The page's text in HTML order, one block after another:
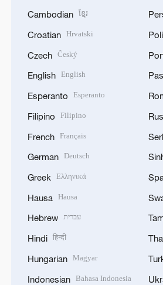
Cambodian ខ្មែរ
Croatian Hrvatski
Czech Český
English English
Esperanto Esperanto
Filipino Filipino
French Français
German Deutsch
Greek Ελληνικά
Hausa Hausa
Hebrew עברית
Hindi हिन्दी
Hungarian Magyar
Indonesian Bahasa Indonesia